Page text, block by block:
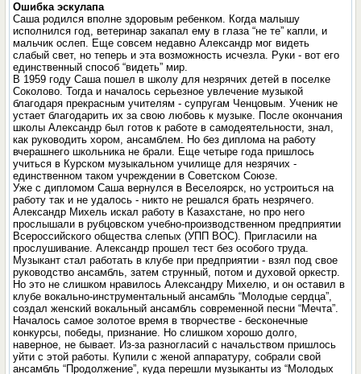
Ошибка эскулапа
Саша родился вполне здоровым ребенком. Когда малышу
исполнился год, ветеринар закапал ему в глаза “не те” капли, и
мальчик ослеп. Еще совсем недавно Александр мог видеть
слабый свет, но теперь и эта возможность исчезла. Руки - вот его
единственный способ “видеть” мир.
В 1959 году Саша пошел в школу для незрячих детей в поселке
Соколово. Тогда и началось серьезное увлечение музыкой
благодаря прекрасным учителям - супругам Ченцовым. Ученик не
устает благодарить их за свою любовь к музыке. После окончания
школы Александр был готов к работе в самодеятельности, знал,
как руководить хором, ансамблем. Но без диплома на работу
вчерашнего школьника не брали. Еще четыре года пришлось
учиться в Курском музыкальном училище для незрячих -
единственном таком учреждении в Советском Союзе.
Уже с дипломом Саша вернулся в Веселоярск, но устроиться на
работу так и не удалось - никто не решался брать незрячего.
Александр Михель искал работу в Казахстане, но про него
прослышали в рубцовском учебно-производственном предприятии
Всероссийского общества слепых (УПП ВОС). Пригласили на
прослушивание. Александр прошел тест без особого труда.
Музыкант стал работать в клубе при предприятии - взял под свое
руководство ансамбль, затем струнный, потом и духовой оркестр.
Но это не слишком нравилось Александру Михелю, и он оставил в
клубе вокально-инструментальный ансамбль “Молодые сердца”,
создал женский вокальный ансамбль современной песни “Мечта”.
Началось самое золотое время в творчестве - бесконечные
конкурсы, победы, признание. Но слишком хорошо долго,
наверное, не бывает. Из-за разногласий с начальством пришлось
уйти с этой работы. Купили с женой аппаратуру, собрали свой
ансамбль “Продолжение”, куда перешли музыканты из “Молодых